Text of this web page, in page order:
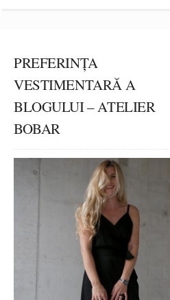
PREFERINȚA
VESTIMENTARĂ A
BLOGULUI – ATELIER
BOBAR